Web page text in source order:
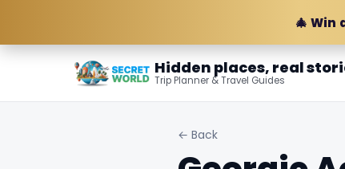
🎄 Win
Hidden places, real
Trip Planner & Travel Guides
← Back